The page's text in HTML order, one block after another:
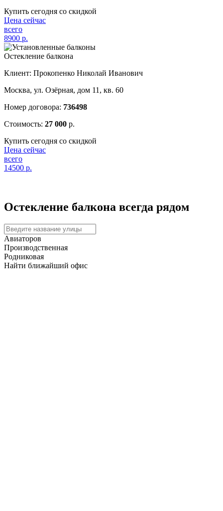
Купить сегодня со скидкой
Цена сейчас
всего
8900 р.
Остекление балкона
Клиент: Прокопенко Николай Иванович
Москва, ул. Озёрная, дом 11, кв. 60
Номер договора: 736498
Стоимость: 27 000 р.
Купить сегодня со скидкой
Цена сейчас
всего
14500 р.
Остекление балкона всегда рядом
Авиаторов
Производственная
Родниковая
Найти ближайший офис